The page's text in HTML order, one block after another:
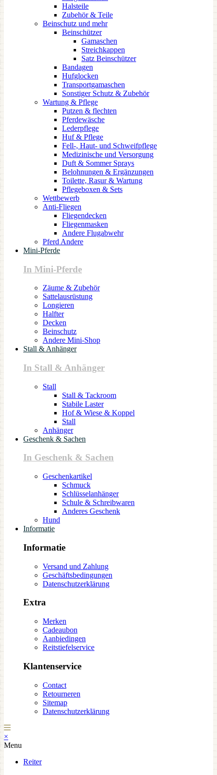
Halsteile
Zubehör & Teile
Beinschutz und mehr
Beinschützer
Gamaschen
Streichkappen
Satz Beinschützer
Bandagen
Hufglocken
Transportgamaschen
Sonstiger Schutz & Zubehör
Wartung & Pflege
Putzen & flechten
Pferdewäsche
Lederpflege
Huf & Pflege
Fell-, Haut- und Schweifpflege
Medizinische und Versorgung
Duft & Sommer Sprays
Belohnungen & Ergänzungen
Toilette, Rasur & Wartung
Pflegeboxen & Sets
Wettbewerb
Anti-Fliegen
Fliegendecken
Fliegenmasken
Andere Flugabwehr
Pferd Andere
Mini-Pferde
In Mini-Pferde
Zäume & Zubehör
Sattelausrüstung
Longieren
Halfter
Decken
Beinschutz
Andere Mini-Shop
Stall & Anhänger
In Stall & Anhänger
Stall
Stall & Tackroom
Stabile Laster
Hof & Wiese & Koppel
Stall
Anhänger
Geschenk & Sachen
In Geschenk & Sachen
Geschenkartikel
Schmuck
Schlüsselanhänger
Schule & Schreibwaren
Anderes Geschenk
Hund
Informatie
Informatie
Versand und Zahlung
Geschäftsbedingungen
Datenschutzerklärung
Extra
Merken
Cadeaubon
Aanbiedingen
Reitstiefelservice
Klantenservice
Contact
Retourneren
Sitemap
Datenschutzerklärung
×
Menu
Reiter